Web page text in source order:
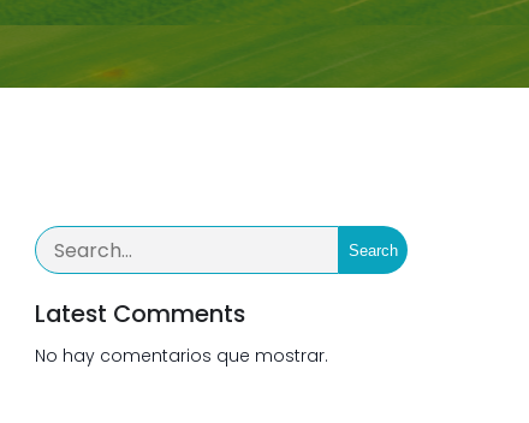
Search
Latest Comments
No hay comentarios que mostrar.